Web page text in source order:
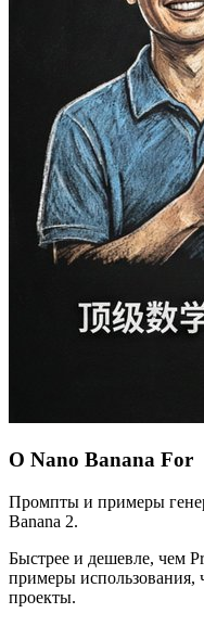
О Nano Banana For
Промпты и примеры
Banana 2.
Быстрее и дешевле, чем
примеры использования,
проекты.